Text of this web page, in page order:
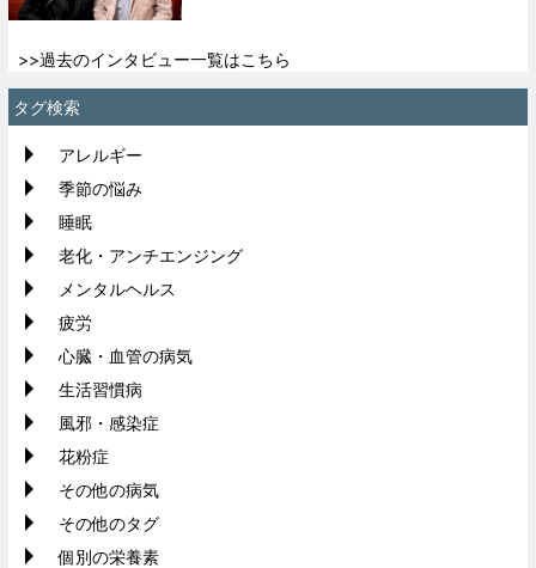
>>過去のインタビュー一覧はこちら
タグ検索
アレルギー
季節の悩み
睡眠
老化・アンチエンジング
メンタルヘルス
疲労
心臓・血管の病気
生活習慣病
風邪・感染症
花粉症
その他の病気
その他のタグ
個別の栄養素